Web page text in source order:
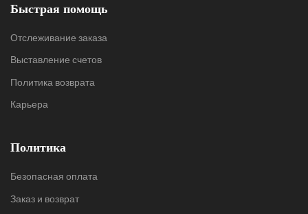
Быстрая помощь
Отслеживание заказа
Выставление счетов
Политика возврата
Карьера
Политика
Безопасная оплата
Заказ и возврат